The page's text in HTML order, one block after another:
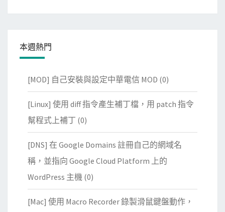
本週熱門
[MOD] 自己安裝與設定中華電信 MOD (0)
[Linux] 使用 diff 指令產生補丁檔，用 patch 指令
幫程式上補丁 (0)
[DNS] 在 Google Domains 註冊自己的網域名
稱，並指向 Google Cloud Platform 上的
WordPress 主機 (0)
[Mac] 使用 Macro Recorder 錄製滑鼠鍵盤動作，